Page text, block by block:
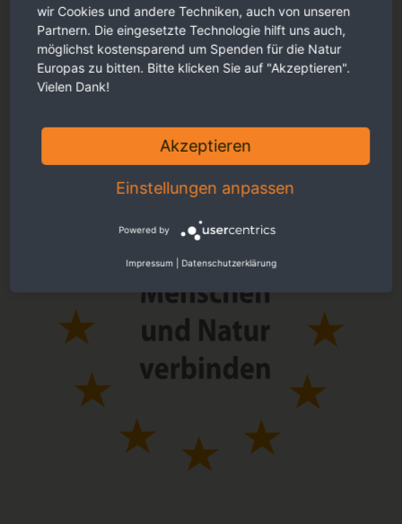
Kontakt:
+49 (0)7732 9272 15
christian.stielow(at)euronatur.org
wir Cookies und andere Techniken, auch von unseren
Partnern. Die eingesetzte Technologie hilft uns auch,
möglichst kostensparend um Spenden für die Natur
Europas zu bitten. Bitte klicken Sie auf "Akzeptieren".
Vielen Dank!
Akzeptieren
Einstellungen anpassen
Powered by
Impressum Datenschutzerklärung